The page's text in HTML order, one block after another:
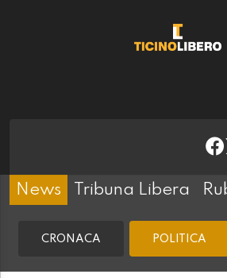
News Tribuna Libera
CRONACA POLITICA